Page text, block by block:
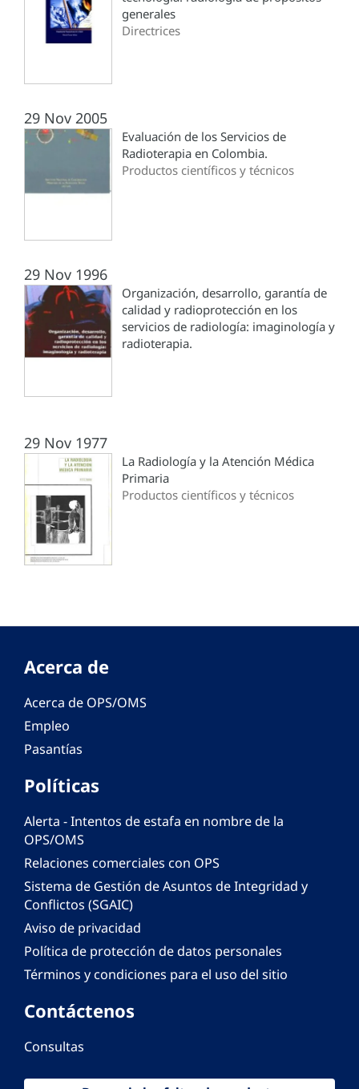
generales
Directrices
29 Nov 2005
Evaluación de los Servicios de
Radioterapia en Colombia.
Productos científicos y técnicos
29 Nov 1996
Organización, desarrollo, garantía de
calidad y radioprotección en los
servicios de radiología: imaginología y
radioterapia.
29 Nov 1977
La Radiología y la Atención Médica
Primaria
Productos científicos y técnicos
Acerca de
Acerca de OPS/OMS
Empleo
Pasantías
Políticas
Alerta - Intentos de estafa en nombre de la
OPS/OMS
Relaciones comerciales con OPS
Sistema de Gestión de Asuntos de Integridad y
Conflictos (SGAIC)
Aviso de privacidad
Política de protección de datos personales
Términos y condiciones para el uso del sitio
Contáctenos
Consultas